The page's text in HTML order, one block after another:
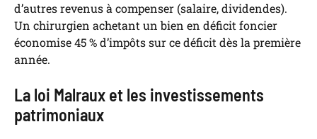
d’autres revenus à compenser (salaire, dividendes).
Un chirurgien achetant un bien en déficit foncier
économise 45 % d’impôts sur ce déficit dès la première
année.
La loi Malraux et les investissements
patrimoniaux